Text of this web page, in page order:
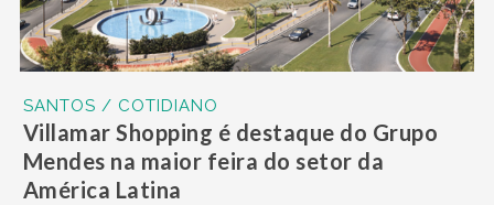
SANTOS / COTIDIANO
Villamar Shopping é destaque do Grupo
Mendes na maior feira do setor da
América Latina